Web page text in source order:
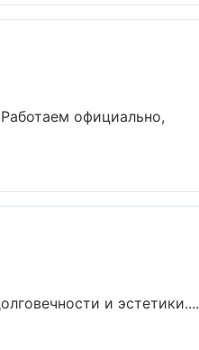
официально,
и эстетики....